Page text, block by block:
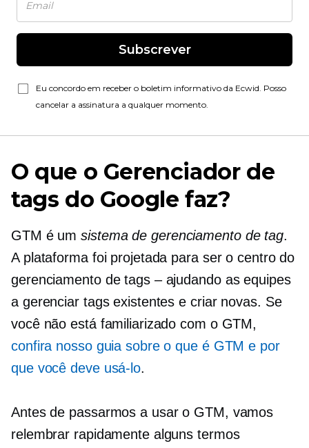
Subscrever
Eu concordo em receber o boletim informativo da Ecwid. Posso
cancelar a assinatura a qualquer momento.
O que o Gerenciador de
tags do Google faz?
GTM é umsistema de gerenciamento de tag.
A plataforma foi projetada para ser o centro do
gerenciamento de tags – ajudando as equipes
a gerenciar tags existentes e criar novas. Se
você não está familiarizado com o GTM,
confira nosso guia sobre o que é GTM e por
que você deve usá-lo.
Antes de passarmos a usar o GTM, vamos
relembrar rapidamente alguns termos